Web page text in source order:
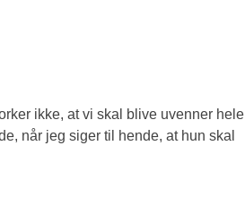
ikke, at vi skal blive uvenner hele
når jeg siger til hende, at hun skal